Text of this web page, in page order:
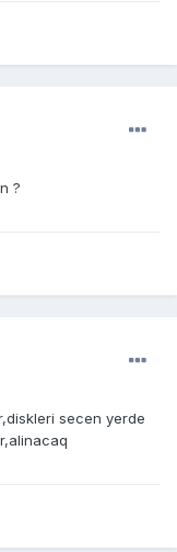
?
secen yerde